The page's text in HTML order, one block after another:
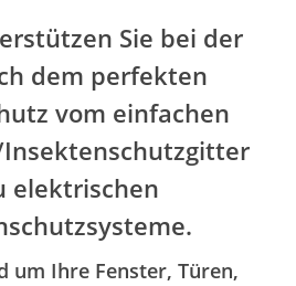
Sie bei der
dem perfekten
vom einfachen
elektrischen
um Ihre Fenster, Türen,